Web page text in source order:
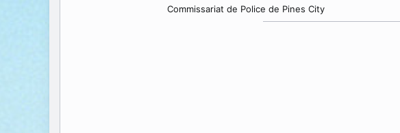
Commissariat de Police de Pines City